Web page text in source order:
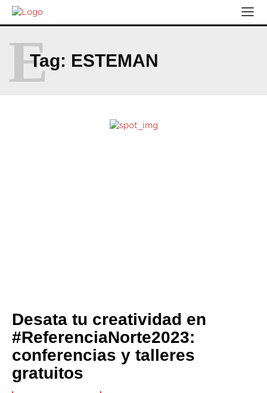
Tag: ESTEMAN
E
Desata tu creatividad en
#ReferenciaNorte2023:
conferencias y talleres
gratuitos